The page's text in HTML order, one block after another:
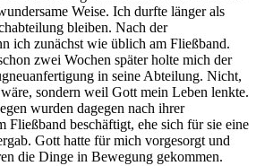
Weise. Ich durfte länger als
bleiben. Nach der
ich zunächst wie üblich am Fließband.
zwei Wochen später holte mich der
in seine Abteilung. Nicht,
sondern weil Gott mein Leben lenkte.
wurden dagegen nach ihrer
Fließband beschäftigt, ehe sich für sie eine
Gott hatte für mich vorgesorgt und
die Dinge in Bewegung gekommen.